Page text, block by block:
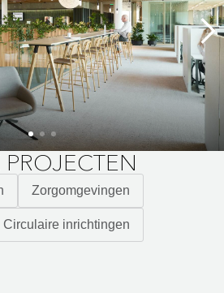
Zorgomgevingen
Circulaire inrichtingen